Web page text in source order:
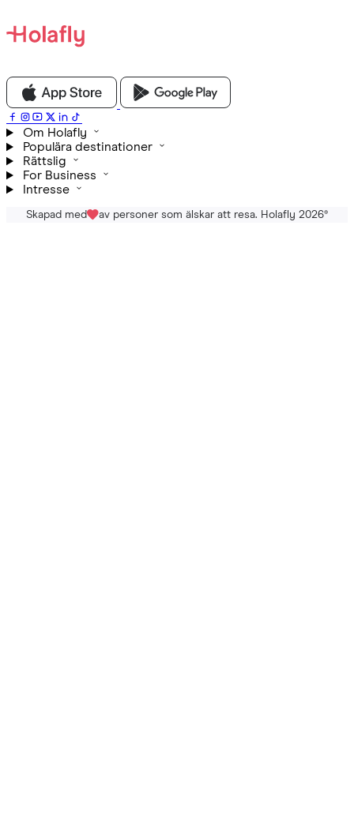
Om Holafly
Populära destinationer
Rättslig
For Business
Intresse
Skapad med av personer som älskar att resa. Holafly 2026®